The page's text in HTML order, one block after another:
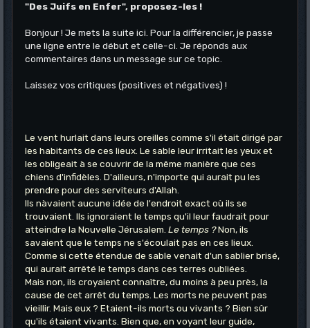
"Des Juifs en Enfer", proposez-les !
Bonjour ! Je mets la suite ici. Pour la différencier, je passe
une ligne entre le début et celle-ci. Je réponds aux
commentaires dans un message sur ce topic.
Laissez vos critiques (positives et négatives) !
Le vent hurlait dans leurs oreilles comme s'il était dirigé par
les habitants de ces lieux. Le sable leur irritait les yeux et
les obligeait à se couvrir de la même manière que ces
chiens d'infidèles. D'ailleurs, n'importe qui aurait pu les
prendre pour des serviteurs d'Allah.
Ils nàvaient aucune idée de l'endroit exact où ils se
trouvaient. Ils ignoraient le temps qu'il leur faudrait pour
atteindre la Nouvelle Jérusalem. Le temps ?Non, ils
savaient que le temps ne s'écoulait pas en ces lieux.
Comme si cette étendue de sable venait d'un sablier brisé,
qui aurait arrêté le temps dans ces terres oubliées.
Mais non, ils croyaient connaître, du moins à peu près, la
cause de cet arrêt du temps. Les morts ne peuvent pas
vieillir. Mais eux ? Etaient-ils morts ou vivants ? Bien sûr
qu'ils étaient vivants. Bien que, en voyant leur guide,